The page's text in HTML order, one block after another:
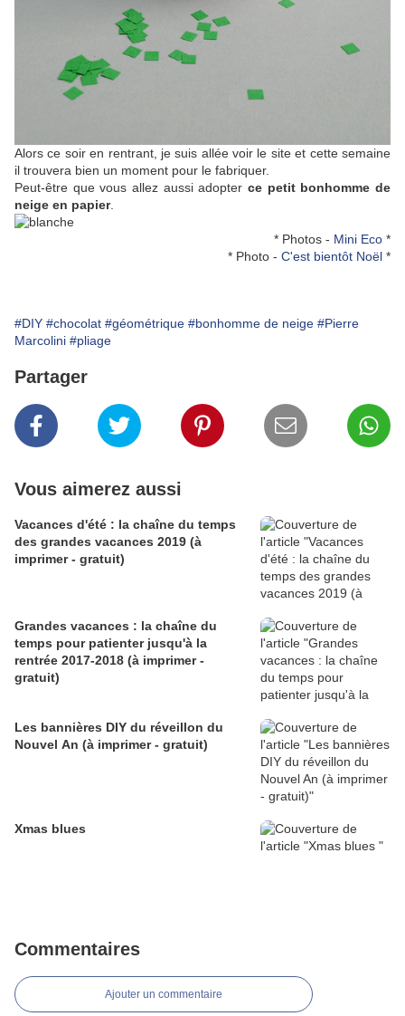
Alors ce soir en rentrant, je suis allée voir le site et cette semaine
il trouvera bien un moment pour le fabriquer.
Peut-être que vous allez aussi adopter ce petit bonhomme de
neige en papier.
* Photos - Mini Eco *
* Photo - C'est bientôt Noël *
#DIY #chocolat #géométrique #bonhomme de neige #Pierre
Marcolini #pliage
Partager
Vous aimerez aussi
Vacances d'été : la chaîne du temps
des grandes vacances 2019 (à
imprimer - gratuit)
Grandes vacances : la chaîne du
temps pour patienter jusqu'à la
rentrée 2017-2018 (à imprimer -
gratuit)
Les bannières DIY du réveillon du
Nouvel An (à imprimer - gratuit)
Xmas blues
Commentaires
Ajouter un commentaire